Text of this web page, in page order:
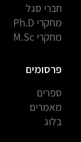
חברי סגל
מחקרי Ph.D
מחקרי M.Sc
פרסומים
ספרים
מאמרים
בלוג